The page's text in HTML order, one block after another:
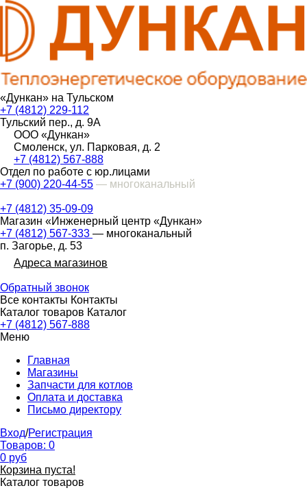
«Дункан» на Тульском
+7 (4812) 229-112
Тульский пер., д. 9А
ООО «Дункан»
Смоленск, ул. Парковая, д. 2
+7 (4812) 567-888
Отдел по работе с юр.лицами
+7 (900) 220-44-55 — многоканальный
+7 (4812) 35-09-09
Магазин «Инженерный центр «Дункан»
+7 (4812) 567-333 — многоканальный
п. Загорье, д. 53
Адреса магазинов
Обратный звонок
Все контакты Контакты
Каталог товаров Каталог
+7 (4812) 567-888
Меню
Главная
Магазины
Запчасти для котлов
Оплата и доставка
Письмо директору
Вход/Регистрация
Товаров: 0
0 руб
Корзина пуста!
Каталог товаров